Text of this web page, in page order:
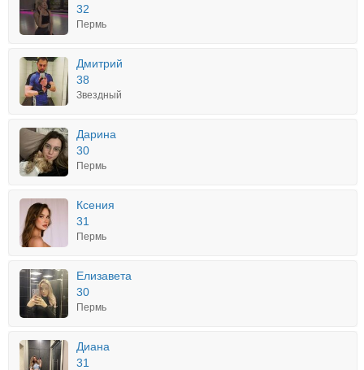
32
Пермь
Дмитрий
38
Звездный
Дарина
30
Пермь
Ксения
31
Пермь
Елизавета
30
Пермь
Диана
31